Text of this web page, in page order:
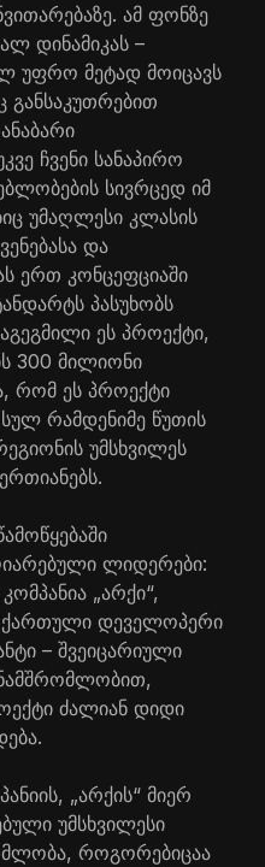
ამ ფონზე
დინამიკას –
უფრო მეტად მოიცავს
განსაკუთრებით
ჩვენი სანაპირო
სივრცედ იმ
უმაღლესი კლასის
და
ერთ კონცეფციაში
პასუხობს
ეს პროექტი,
300 მილიონი
რომ ეს პროექტი
რამდენიმე წუთის
უმსხვილეს
ლიდერები:
„არქი“,
ქართული დეველოპერი
– შვეიცარიული
ძალიან დიდი
„არქის“ მიერ
უმსხვილესი
როგორებიცაა